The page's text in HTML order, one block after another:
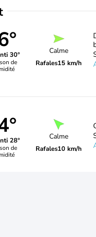
30°
de
Calme
Rafales15 km/h
28°
de
Calme
Rafales10 km/h